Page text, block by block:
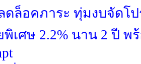
ดล็อคภาระ ทุ่มงบจัดโ
พิเศษ 2.2% นาน 2 ปี พ